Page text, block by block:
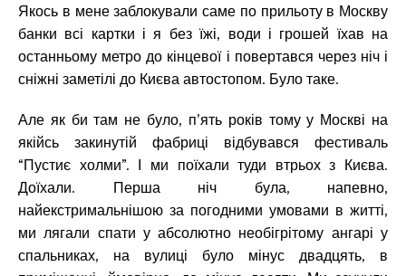
Якось в мене заблокували саме по прильоту в Москву
банки всі картки і я без їжі, води і грошей їхав на
останньому метро до кінцевої і повертався через ніч і
сніжні заметілі до Києва автостопом. Було таке.
Але як би там не було, п’ять років тому у Москві на
якійсь закинутій фабриці відбувався фестиваль
“Пустиє холми”. І ми поїхали туди втрьох з Києва.
Доїхали. Перша ніч була, напевно,
найекстримальнішою за погодними умовами в житті,
ми лягали спати у абсолютно необігрітому ангарі у
спальниках, на вулиці було мінус двадцять, в